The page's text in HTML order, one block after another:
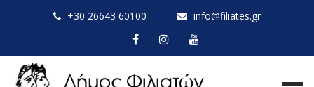
+30 26643 60100 info@filiates.gr